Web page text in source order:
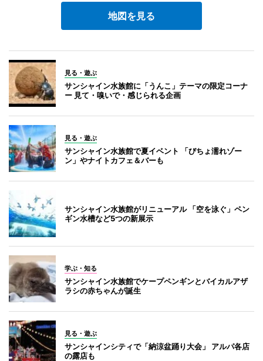
地図を見る
見る・遊ぶ
サンシャイン水族館に「うんこ」テーマの限定コーナ
ー 見て・嗅いで・感じられる企画
見る・遊ぶ
サンシャイン水族館で夏イベント 「びちょ濡れゾー
ン」やナイトカフェ＆バーも
サンシャイン水族館がリニューアル 「空を泳ぐ」ペン
ギン水槽など5つの新展示
学ぶ・知る
サンシャイン水族館でケープペンギンとバイカルアザ
ラシの赤ちゃんが誕生
見る・遊ぶ
サンシャインシティで「納涼盆踊り大会」 アルパ各店
の露店も